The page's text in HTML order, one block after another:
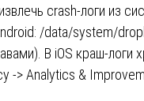
crash-логи из
/data/system/
В iOS краш-логи
-> Analytics &